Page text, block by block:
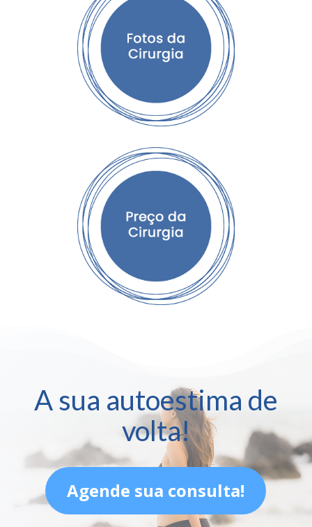
A sua autoestima de
volta!
Agende sua consulta!